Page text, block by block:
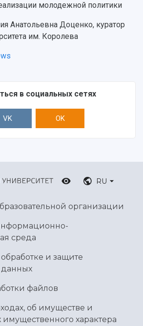
молодежной политики
Анатольевна Доценко, куратор
им. Королева
в социальных сетях
VK OK
RU
организации
среда
и защите
данных
файлов
об имуществе и
имущественного характера